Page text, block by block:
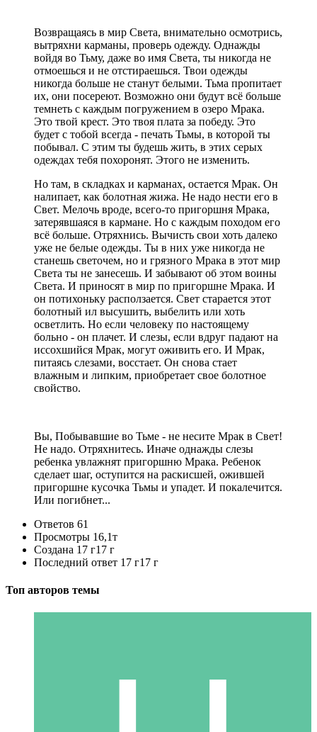
Возвращаясь в мир Света, внимательно осмотрись,
вытряхни карманы, проверь одежду. Однажды
войдя во Тьму, даже во имя Света, ты никогда не
отмоешься и не отстираешься. Твои одежды
никогда больше не станут белыми. Тьма пропитает
их, они посереют. Возможно они будут всё больше
темнеть с каждым погружением в озеро Мрака.
Это твой крест. Это твоя плата за победу. Это
будет с тобой всегда - печать Тьмы, в которой ты
побывал. С этим ты будешь жить, в этих серых
одеждах тебя похоронят. Этого не изменить.
Но там, в складках и карманах, остается Мрак. Он
налипает, как болотная жижа. Не надо нести его в
Свет. Мелочь вроде, всего-то пригоршня Мрака,
затерявшаяся в кармане. Но с каждым походом его
всё больше. Отряхнись. Вычисть свои хоть далеко
уже не белые одежды. Ты в них уже никогда не
станешь светочем, но и грязного Мрака в этот мир
Света ты не занесешь. И забывают об этом воины
Света. И приносят в мир по пригоршне Мрака. И
он потихоньку расползается. Свет старается этот
болотный ил высушить, выбелить или хоть
осветлить. Но если человеку по настоящему
больно - он плачет. И слезы, если вдруг падают на
иссохшийся Мрак, могут оживить его. И Мрак,
питаясь слезами, восстает. Он снова стает
влажным и липким, приобретает свое болотное
свойство.
Вы, Побывавшие во Тьме - не несите Мрак в Свет!
Не надо. Отряхнитесь. Иначе однажды слезы
ребенка увлажнят пригоршню Мрака. Ребенок
сделает шаг, оступится на раскисшей, ожившей
пригоршне кусочка Тьмы и упадет. И покалечится.
Или погибнет...
Ответов 61
Просмотры 16,1т
Создана 17 г17 г
Последний ответ 17 г17 г
Топ авторов темы